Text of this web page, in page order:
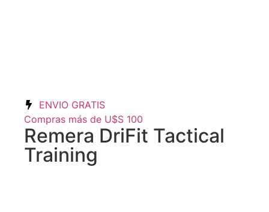
ENVIO GRATIS
Compras más de U$S 100
Remera DriFit Tactical
Training